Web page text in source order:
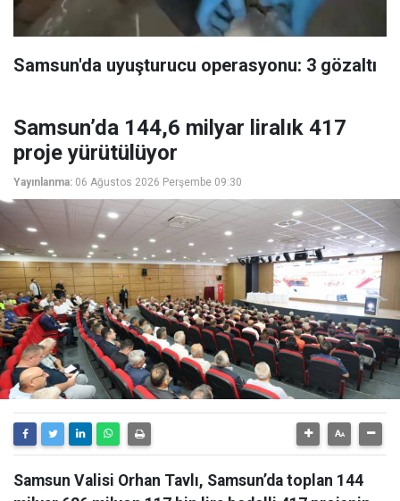
Samsun'da uyuşturucu operasyonu: 3 gözaltı
Samsun’da 144,6 milyar liralık 417
proje yürütülüyor
Yayınlanma: 06 Ağustos 2026 Perşembe 09:30
Samsun Valisi Orhan Tavlı, Samsun’da toplan 144